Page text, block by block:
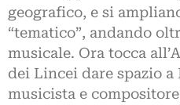
geografico, e si
“tematico”, andando
musicale. Ora tocca
dei Lincei dare spazio a
musicista e